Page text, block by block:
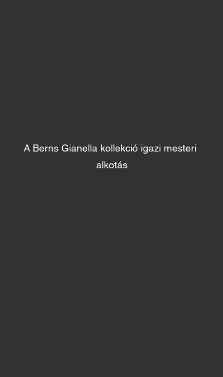
A Berns Gianella kollekció igazi mesteri
alkotás